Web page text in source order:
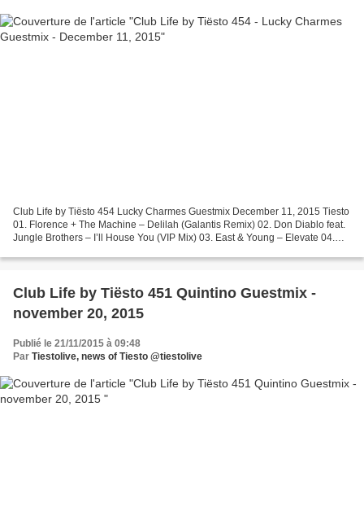
Club Life by Tiësto 454 Lucky Charmes Guestmix December 11, 2015 Tiesto
01. Florence + The Machine – Delilah (Galantis Remix) 02. Don Diablo feat.
Jungle Brothers – I’ll House You (VIP Mix) 03. East & Young – Elevate 04.
Club Life by Tiësto 451 Quintino Guestmix -
november 20, 2015
Publié le 21/11/2015 à 09:48
Par Tiestolive, news of Tiesto @tiestolive